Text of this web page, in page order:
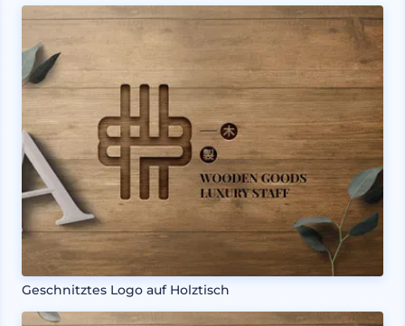
Geschnitztes Logo auf Holztisch